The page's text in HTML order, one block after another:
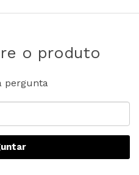
o produto
pergunta